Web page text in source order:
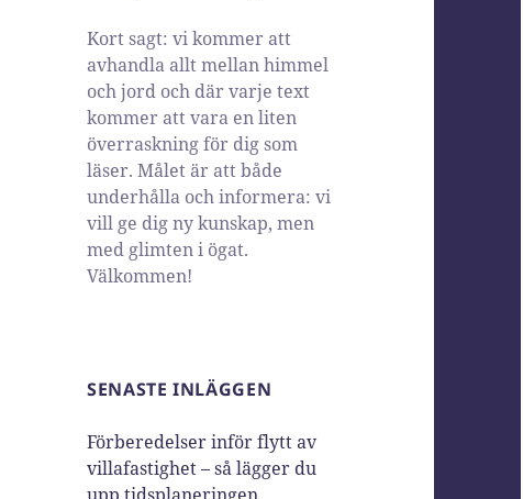
Kort sagt: vi kommer att
avhandla allt mellan himmel
och jord och där varje text
kommer att vara en liten
överraskning för dig som
läser. Målet är att både
underhålla och informera: vi
vill ge dig ny kunskap, men
med glimten i ögat.
Välkommen!
SENASTE INLÄGGEN
Förberedelser inför flytt av
villafastighet – så lägger du